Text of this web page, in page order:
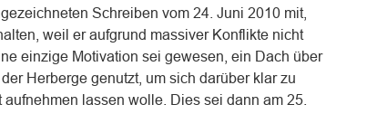
Schreiben vom 24. Juni 2010 mit,
weil er aufgrund massiver Konflikte nicht
einzige Motivation sei gewesen, ein Dach über
Herberge genutzt, um sich darüber klar zu
lassen wolle. Dies sei dann am 25.